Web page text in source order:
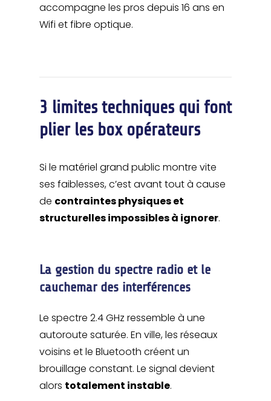
accompagne les pros depuis 16 ans en
Wifi et fibre optique.
3 limites techniques qui font
plier les box opérateurs
Si le matériel grand public montre vite
ses faiblesses, c’est avant tout à cause
de contraintes physiques et
structurelles impossibles à ignorer.
La gestion du spectre radio et le
cauchemar des interférences
Le spectre 2.4 GHz ressemble à une
autoroute saturée. En ville, les réseaux
voisins et le Bluetooth créent un
brouillage constant. Le signal devient
alors totalement instable.